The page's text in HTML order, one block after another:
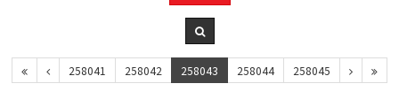
258041 258042 258043 258044 258045